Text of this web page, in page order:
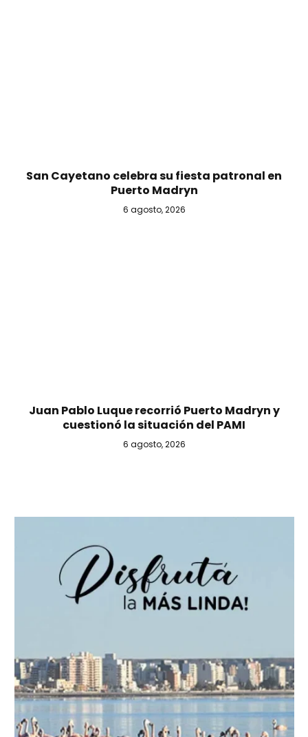
San Cayetano celebra su fiesta patronal en
Puerto Madryn
6 agosto, 2026
Juan Pablo Luque recorrió Puerto Madryn y
cuestionó la situación del PAMI
6 agosto, 2026